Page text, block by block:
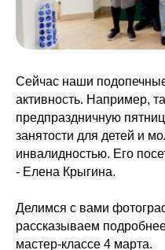
Сейчас наши
активность. Например,
предпраздничную
занятости для детей и
инвалидностью. Его
- Елена Крыгина.
Делимся с вами
рассказываем
мастер-классе 4 марта.